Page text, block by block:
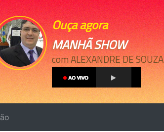
Ouça agora
MANHÃ SHOW
com ALEXANDRE DE SOUZA